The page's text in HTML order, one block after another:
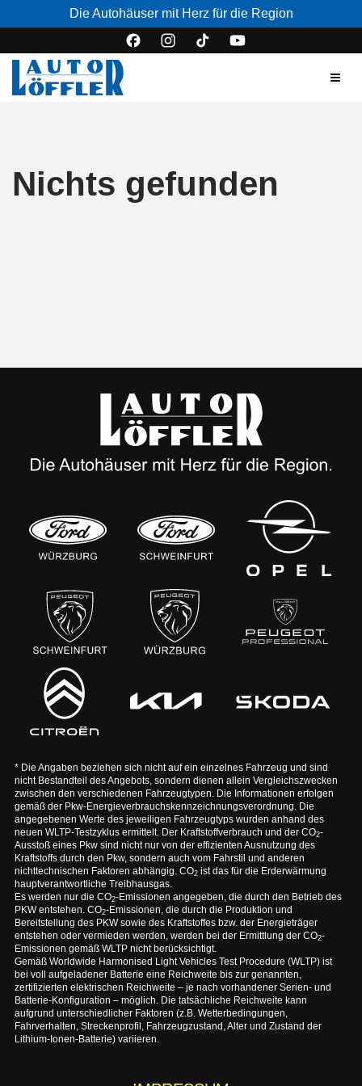
Die Autohäuser mit Herz für die Region
Nichts gefunden
* Die Angaben beziehen sich nicht auf ein einzelnes Fahrzeug und sind
nicht Bestandteil des Angebots, sondern dienen allein Vergleichszwecken
zwischen den verschiedenen Fahrzeugtypen. Die Informationen erfolgen
gemäß der Pkw-Energieverbrauchskennzeichnungsverordnung. Die
angegebenen Werte des jeweiligen Fahrzeugtyps wurden anhand des
neuen WLTP-Testzyklus ermittelt. Der Kraftstoffverbrauch und der CO2-
Ausstoß eines Pkw sind nicht nur von der effizienten Ausnutzung des
Kraftstoffs durch den Pkw, sondern auch vom Fahrstil und anderen
nichttechnischen Faktoren abhängig. CO2ist das für die Erderwärmung
hauptverantwortliche Treibhausgas.
Es werden nur die CO2-Emissionen angegeben, die durch den Betrieb des
PKW entstehen. CO2-Emissionen, die durch die Produktion und
Bereitstellung des PKW sowie des Kraftstoffes bzw. der Energieträger
entstehen oder vermieden werden, werden bei der Ermittlung der CO2-
Emissionen gemäß WLTP nicht berücksichtigt.
Gemäß Worldwide Harmonised Light Vehicles Test Procedure (WLTP) ist
bei voll aufgeladener Batterie eine Reichweite bis zur genannten,
zertifizierten elektrischen Reichweite – je nach vorhandener Serien- und
Batterie-Konfiguration – möglich. Die tatsächliche Reichweite kann
aufgrund unterschiedlicher Faktoren (z.B. Wetterbedingungen,
Fahrverhalten, Streckenprofil, Fahrzeugzustand, Alter und Zustand der
Lithium-Ionen-Batterie) variieren.